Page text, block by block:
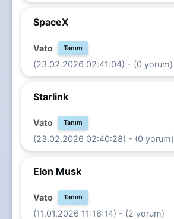
SpaceX
Vato Tanım
(23.02.2026 02:41:04) - (0 yorum)
Starlink
Vato Tanım
(23.02.2026 02:40:28) - (0 yorum)
Elon Musk
Vato Tanım
(11.01.2026 11:16:14) - (2 yorum)